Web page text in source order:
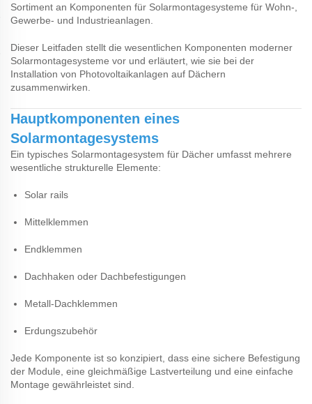
Sortiment an Komponenten für Solarmontagesysteme für Wohn-,
Gewerbe- und Industrieanlagen.
Dieser Leitfaden stellt die wesentlichen Komponenten moderner
Solarmontagesysteme vor und erläutert, wie sie bei der
Installation von Photovoltaikanlagen auf Dächern
zusammenwirken.
Hauptkomponenten eines
Solarmontagesystems
Ein typisches Solarmontagesystem für Dächer umfasst mehrere
wesentliche strukturelle Elemente:
Solar rails
Mittelklemmen
Endklemmen
Dachhaken oder Dachbefestigungen
Metall-Dachklemmen
Erdungszubehör
Jede Komponente ist so konzipiert, dass eine sichere Befestigung
der Module, eine gleichmäßige Lastverteilung und eine einfache
Montage gewährleistet sind.